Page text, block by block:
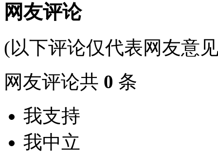
网友评论
(以下评论仅代表网友意
网友评论共 0 条
我支持
我中立